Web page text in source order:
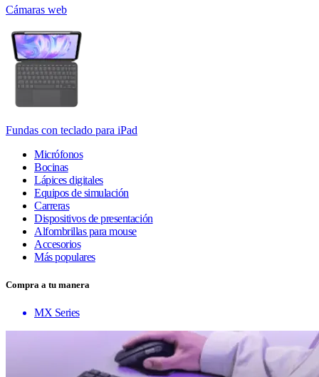
Cámaras web
Fundas con teclado para iPad
Micrófonos
Bocinas
Lápices digitales
Equipos de simulación
Carreras
Dispositivos de presentación
Alfombrillas para mouse
Accesorios
Más populares
Compra a tu manera
MX Series